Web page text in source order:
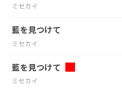
ミセカイ
藍を見つけて
ミセカイ
藍を見つけて
ミセカイ